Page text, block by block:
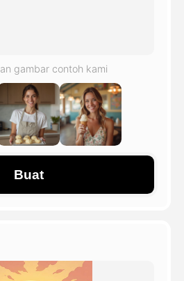
Template
gambar contoh kami
Buat